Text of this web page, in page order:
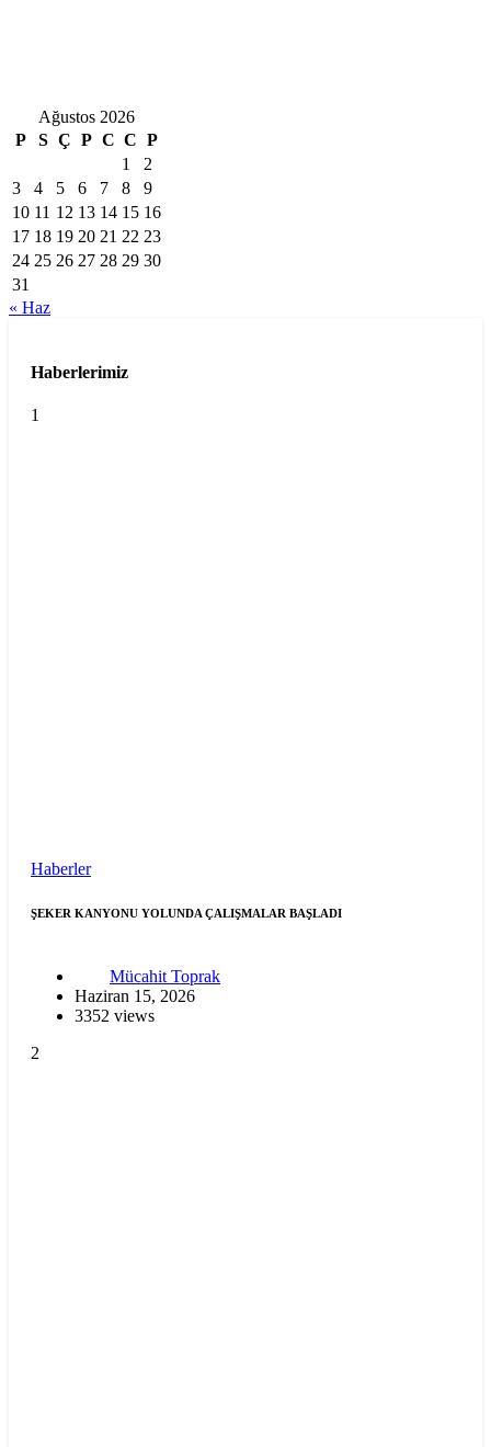
Ağustos 2026
P
S Ç P C C P
1
2
3
4 5 6 7 8
9
10 11 12 13 14 15 16
17 18 19 20 21 22 23
24 25 26 27 28 29 30
31
« Haz
Haberlerimiz
1
Haberler
ŞEKER KANYONU YOLUNDA ÇALIŞMALAR BAŞLADI
Mücahit Toprak
Haziran 15, 2026
3352 views
2